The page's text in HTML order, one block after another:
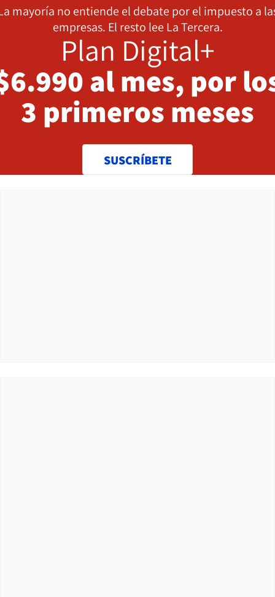
mayoría no entiende el debate por el impuesto a
empresas. El resto lee La Tercera.
Plan Digital+
al mes, por
3 primeros meses
SUSCRÍBETE